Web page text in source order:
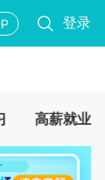
登录
高薪就业